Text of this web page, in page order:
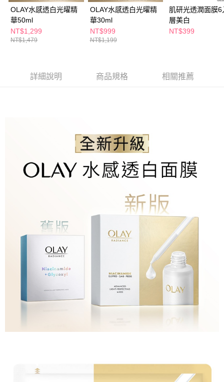
【注意事項】
１．透過由恩沛科技股份有限公司提供之「AFTEE先享後付」服務完成之交
易，需依本服務之必要範圍內提供個人資料，並將交易相關給付款項請求債
權轉讓予恩沛科技股份有限公司。
２．關於個人資料處理事宜，請瀏覽以下網址：
「AFTEE先享後付」，若未經同意申辦者引起之損失，本公司不負相關責
7-11取貨付款
每筆NT$65，滿NT$490(含以上)免運費
付款後7-11取貨
每筆NT$100，滿NT$790(含以上)免運費
OLAY水感透白光曜精
華50ml
NT$1,299
NT$1,479
OLAY水感透白光曜精
華30ml
NT$999
NT$1,199
肌研光透潤面膜6
層美白
NT$399
詳細說明 商品規格 相關推薦